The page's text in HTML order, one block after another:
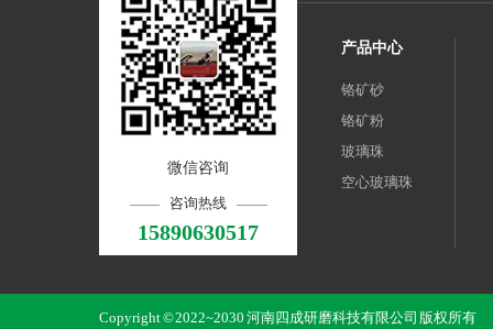
微信咨询
咨询热线
15890630517
产品中心
铬矿砂
铬矿粉
玻璃珠
空心玻璃珠
Copyright © 2022~2030 河南四成研磨科技有限公司 版权所